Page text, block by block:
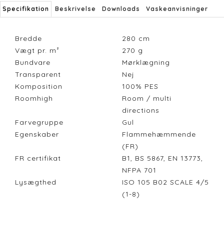
Specifikation Beskrivelse Downloads Vaskeanvisninger
Bredde 280 cm
Vægt pr. m²
270 g
Bundvare
Mørklægning
Transparent
Nej
Komposition
100% PES
Roomhigh
Room / multi
directions
Farvegruppe
Gul
Egenskaber
Flammehæmmende
(FR)
FR certifikat
B1, BS 5867, EN 13773,
NFPA 701
Lysægthed
ISO 105 B02 SCALE 4/5
(1-8)